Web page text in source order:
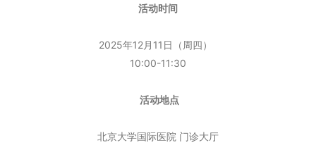
活动时间
2025年12月11日（周四）
10:00-11:30
活动地点
北京大学国际医院 门诊大厅